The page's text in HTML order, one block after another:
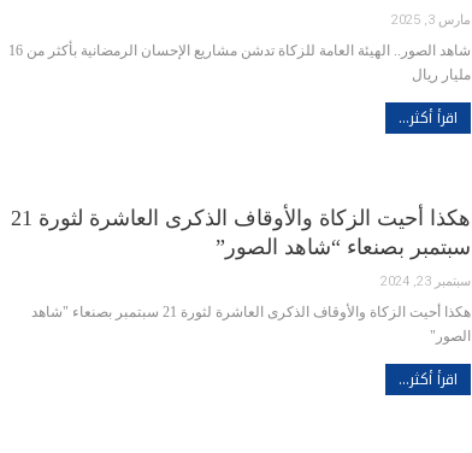
مارس 3, 2025
شاهد الصور.. الهيئة العامة للزكاة تدشن مشاريع الإحسان الرمضانية بأكثر من 16
مليار ريال
اقرأ أكثر...
هكذا أحيت الزكاة والأوقاف الذكرى العاشرة لثورة 21
سبتمبر بصنعاء “شاهد الصور”
سبتمبر 23, 2024
هكذا أحيت الزكاة والأوقاف الذكرى العاشرة لثورة 21 سبتمبر بصنعاء "شاهد
الصور"
اقرأ أكثر...